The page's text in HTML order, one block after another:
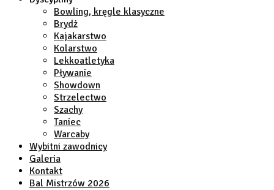
Bowling, kręgle klasyczne
Brydż
Kajakarstwo
Kolarstwo
Lekkoatletyka
Pływanie
Showdown
Strzelectwo
Szachy
Taniec
Warcaby
Wybitni zawodnicy
Galeria
Kontakt
Bal Mistrzów 2026